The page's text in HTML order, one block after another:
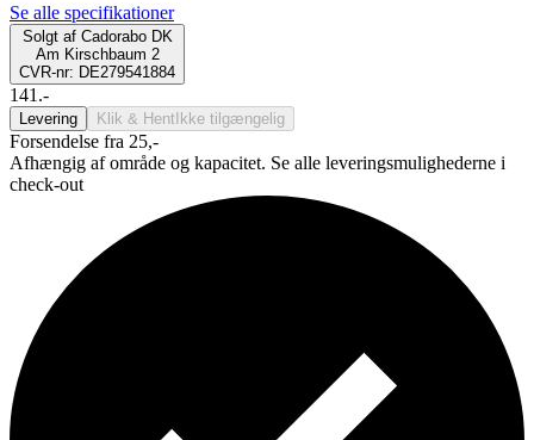
Se alle specifikationer
Solgt af Cadorabo DK
Am Kirschbaum 2
CVR-nr: DE279541884
141.-
Levering Klik & Hent Ikke tilgængelig
Forsendelse fra 25,-
Afhængig af område og kapacitet. Se alle leveringsmulighederne i
check-out